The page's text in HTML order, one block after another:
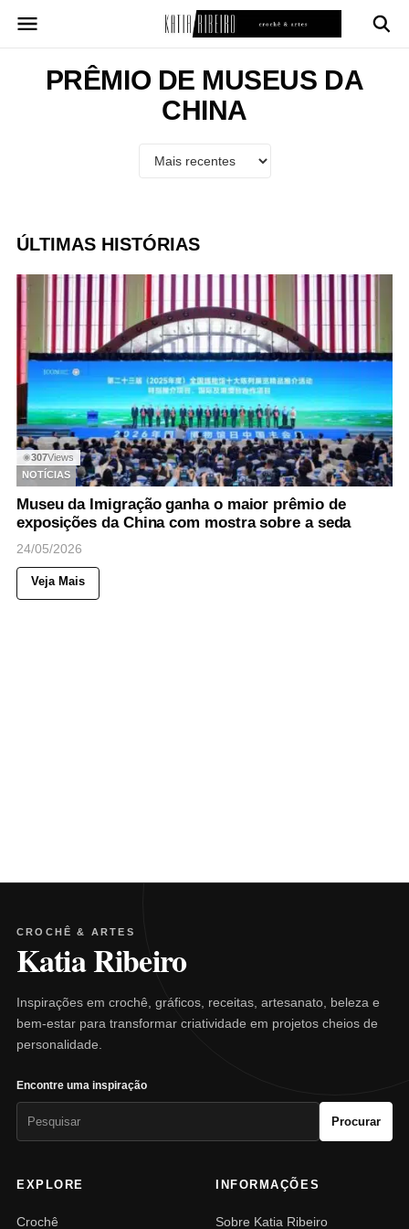
para
conteúdoPRÊMIO DE MUSEUS DA
CHINA
ÚLTIMAS HISTÓRIAS
◉307Views
NOTÍCIAS
Museu da Imigração ganha o maior prêmio de
exposições da China com mostra sobre a seda
24/05/2026
Veja Mais
CROCHÊ & ARTES
Katia Ribeiro
Inspirações em crochê, gráficos, receitas, artesanato, beleza e
bem-estar para transformar criatividade em projetos cheios de
personalidade.
Encontre uma inspiração
Procurar
EXPLORE
Crochê
INFORMAÇÕES
Sobre Katia Ribeiro